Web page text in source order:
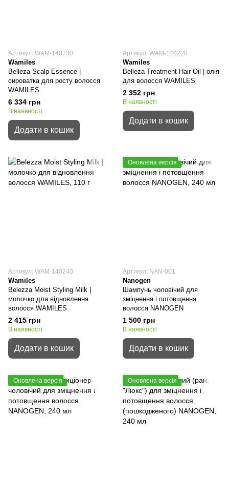
Артикул: WAM-140230
Wamiles
Belleza Scalp Essence |
сироватка для росту волосся
WAMILES
6 334 грн
В наявності
Додати в кошик
Артикул: WAM-140220
Wamiles
Belleza Treatment Hair Oil | олія
для волосся WAMILES
2 352 грн
В наявності
Додати в кошик
Артикул: WAM-140240
Wamiles
Belezza Moist Styling Milk |
молочко для відновлення
волосся WAMILES
2 415 грн
В наявності
Додати в кошик
Оновлена версія
Артикул: NAN-001
Nanogen
Шампунь чоловічий для
зміцнення і потовщення
волосся NANOGEN
1 500 грн
В наявності
Додати в кошик
Оновлена версія Оновлена версія